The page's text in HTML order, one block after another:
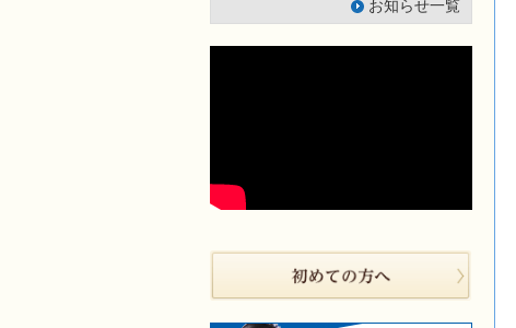
お知らせ一覧